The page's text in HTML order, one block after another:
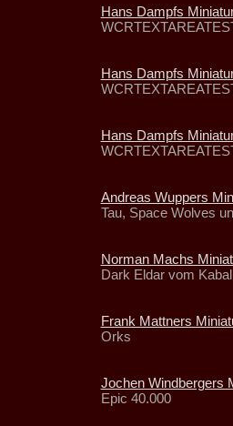
Hans Dampfs
Hans Dampfs
Hans Dampfs
Andreas Wuppers
Tau, Space Wolves
Norman Machs
Dark Eldar vom
Frank Mattners
Orks
Jochen Windbergers
Epic 40.000